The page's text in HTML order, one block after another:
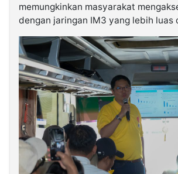
memungkinkan masyarakat
dengan jaringan IM3 yang lebih luas